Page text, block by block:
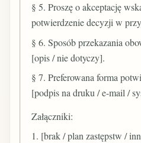
§ 5. Proszę o akceptację
potwierdzenie decyzji w
§ 6. Sposób przekazania
[opis / nie dotyczy].
§ 7. Preferowana forma
[podpis na druku / e-mail /
Załączniki:
1. [brak / plan zastępstw /